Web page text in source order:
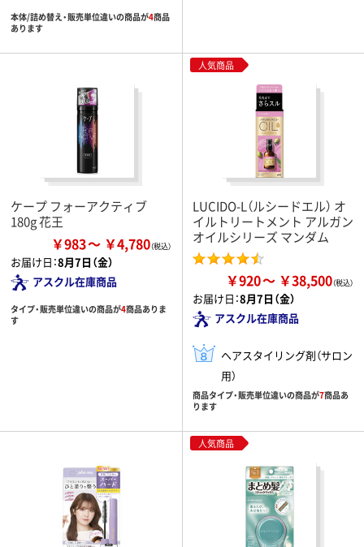
本体/詰め替え・販売単位違いの商品が4商品
あります
ケープ フォーアクティブ
180g 花王
￥983 ￥4,780
お届け日：8月7日（金）
アスクル在庫商品
タイプ・販売単位違いの商品が4商品ありま
す
人気商品
LUCIDO-L（ルシードエル） オ
イルトリートメント アルガン
オイルシリーズ マンダム
￥920 ￥38,500
お届け日：8月7日（金）
アスクル在庫商品
ヘアスタイリング剤（サロン
用）
商品タイプ・販売単位違いの商品が7商品あ
ります
人気商品